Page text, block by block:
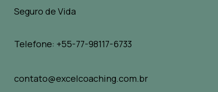
Seguro de Vida
Telefone: +55-77-98117-6733
contato@excelcoaching.com.br